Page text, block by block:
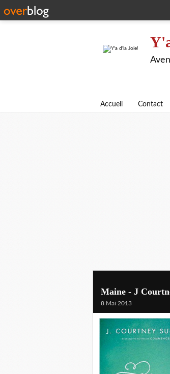
Accueil Contact
Maine - J
8 Mai 2013